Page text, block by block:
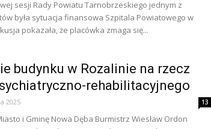
sesji Rady Powiatu Tarnobrzeskiego jednym z
była sytuacja finansowa Szpitala Powiatowego w
pokazała, że placówka zmaga się...
budynku w Rozalinie na rzecz
rehabilitacyjnego
2025 13
i Gminę Nowa Dęba Burmistrz Wiesław Ordon